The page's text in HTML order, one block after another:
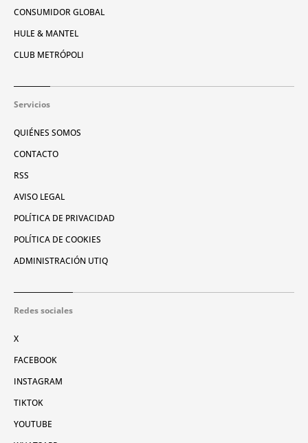
CONSUMIDOR GLOBAL
HULE & MANTEL
CLUB METRÓPOLI
Servicios
QUIÉNES SOMOS
CONTACTO
RSS
AVISO LEGAL
POLÍTICA DE PRIVACIDAD
POLÍTICA DE COOKIES
ADMINISTRACIÓN UTIQ
Redes sociales
X
FACEBOOK
INSTAGRAM
TIKTOK
YOUTUBE